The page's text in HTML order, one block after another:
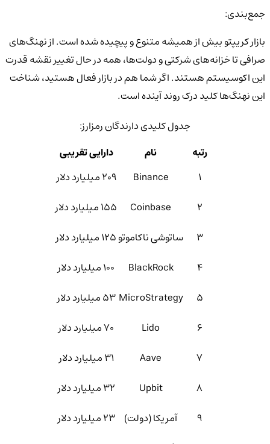
جمع‌بندی:
بازار کریپتو بیش از همیشه متنوع و پیچیده شده است. از نهنگ‌های
صرافی تا خزانه‌های شرکتی و دولت‌ها، همه در حال تغییر نقشه قدرت
این اکوسیستم هستند. اگر شما هم در بازار فعال هستید، شناخت
این نهنگ‌ها کلید درک روند آینده است.
جدول کلیدی دارندگان رمزارز:
رتبه
نام
دارایی تقریبی
Binance
۲۰۹ میلیارد دلار
۲
Coinbase
۱۵۵ میلیارد دلار
۳
ساتوشی ناکاموتو۱۲۵ میلیارد دلار
۴
BlackRock
۱۰۰ میلیارد دلار
۵
MicroStrategy۵۳ میلیارد دلار
۶
Lido
۷۰ میلیارد دلار
۷
Aave
۳۱ میلیارد دلار
۸
Upbit
۳۲ میلیارد دلار
آمریکا (دولت)
۲۳ میلیارد دلار